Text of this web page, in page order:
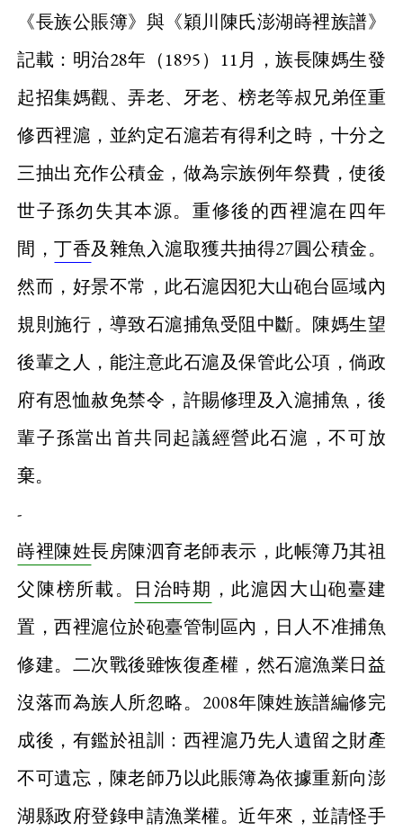
《長族公賬簿》與《穎川陳氏澎湖嵵裡族譜》
記載：明治28年（1895）11月，族長陳媽生發
起招集媽觀、弄老、牙老、榜老等叔兄弟侄重
修西裡滬，並約定石滬若有得利之時，十分之
三抽出充作公積金，做為宗族例年祭費，使後
世子孫勿失其本源。重修後的西裡滬在四年
間，丁香及雜魚入滬取獲共抽得27圓公積金。
然而，好景不常，此石滬因犯大山砲台區域內
規則施行，導致石滬捕魚受阻中斷。陳媽生望
後輩之人，能注意此石滬及保管此公項，倘政
府有恩恤赦免禁令，許賜修理及入滬捕魚，後
輩子孫當出首共同起議經營此石滬，不可放
棄。
-
嵵裡陳姓長房陳泗育老師表示，此帳簿乃其祖
父陳榜所載。
日治時期 ，此滬因大山砲臺建
置，西裡滬位於砲臺管制區內，日人不准捕魚
修建。二次戰後雖恢復產權，然石滬漁業日益
沒落而為族人所忽略。2008年陳姓族譜編修完
成後，有鑑於祖訓：西裡滬乃先人遺留之財產
不可遺忘，陳老師乃以此賬簿為依據重新向澎
湖縣政府登錄申請漁業權。近年來，並請怪手